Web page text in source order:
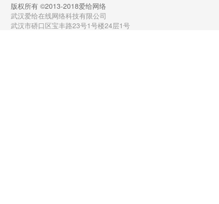
版权所有 ©2013-2018爱给网络
武汉爱给在线网络科技有限公司
武汉市硚口区宝丰路23号1号楼24层1号